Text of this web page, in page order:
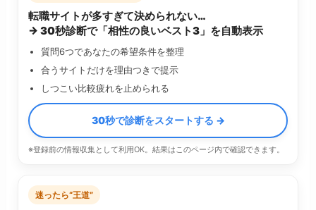
転職サイトが多すぎて決められない…
→ 30秒診断で「相性の良いベスト3」を自動表示
質問6つであなたの希望条件を整理
合うサイトだけを理由つきで提示
しつこい比較疲れを止められる
30秒で診断をスタートする →
※登録前の情報収集として利用OK。結果はこのページ内で確認できます。
迷ったら“王道”